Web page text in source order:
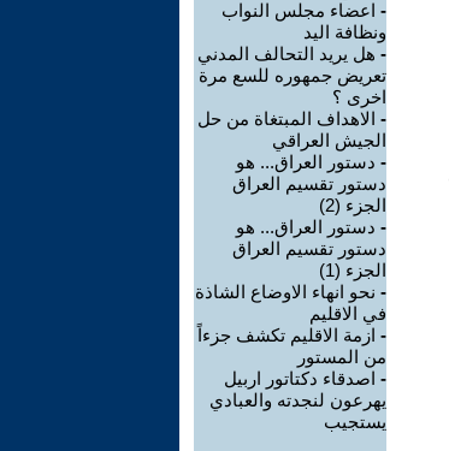
- اعضاء مجلس النواب
ونظافة اليد
- هل يريد التحالف المدني
تعريض جمهوره للسع مرة
اخرى ؟
- الاهداف المبتغاة من حل
الجيش العراقي
- دستور العراق... هو
دستور تقسيم العراق
الجزء (2)
- دستور العراق... هو
دستور تقسيم العراق
الجزء (1)
- نحو انهاء الاوضاع الشاذة
في الاقليم
- ازمة الاقليم تكشف جزءاً
من المستور
- اصدقاء دكتاتور اربيل
يهرعون لنجدته والعبادي
يستجيب